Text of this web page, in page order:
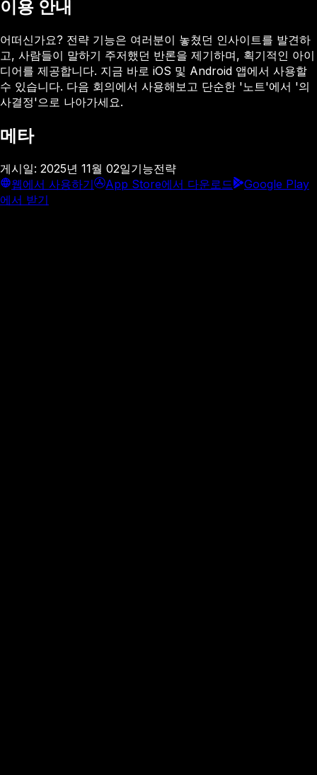
이용 안내
어떠신가요? 전략 기능은 여러분이 놓쳤던 인사이트를 발견하
고, 사람들이 말하기 주저했던 반론을 제기하며, 획기적인 아이
디어를 제공합니다. 지금 바로 iOS 및 Android 앱에서 사용할
수 있습니다. 다음 회의에서 사용해보고 단순한 '노트'에서 '의
사결정'으로 나아가세요.
메타
게시일: 2025년 11월 02일기능전략
웹에서 사용하기
App Store에서 다운로드
Google Play
에서 받기